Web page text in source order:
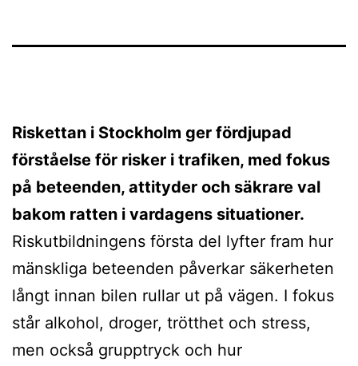
Riskettan i Stockholm ger fördjupad
förståelse för risker i trafiken, med fokus
på beteenden, attityder och säkrare val
bakom ratten i vardagens situationer.
Riskutbildningens första del lyfter fram hur
mänskliga beteenden påverkar säkerheten
långt innan bilen rullar ut på vägen. I fokus
står alkohol, droger, trötthet och stress,
men också grupptryck och hur